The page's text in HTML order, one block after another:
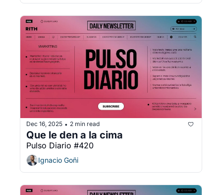
Dec 16, 2025 • 2 min read
Que le den a la cima
Pulso Diario #420
Ignacio Goñi